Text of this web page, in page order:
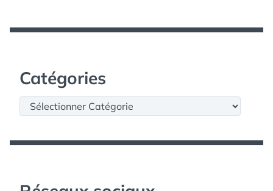
Catégories
Catégories